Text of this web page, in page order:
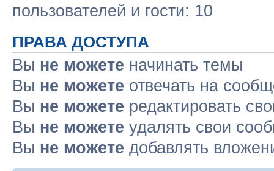
пользователей и гости: 10
ПРАВА ДОСТУПА
Вы не можете начинать темы
Вы не можете отвечать на
Вы не можете редактировать
Вы не можете удалять свои
Вы не можете добавлять